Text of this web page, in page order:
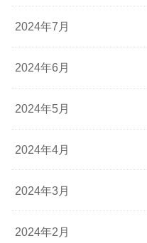
2024年7月
2024年6月
2024年5月
2024年4月
2024年3月
2024年2月